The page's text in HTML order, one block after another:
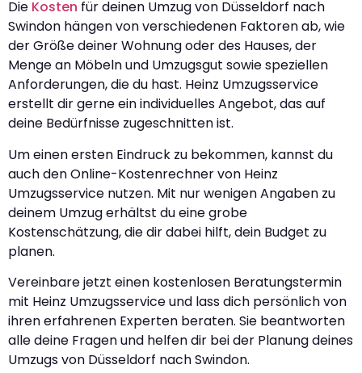
Die Kosten für deinen Umzug von Düsseldorf nach
Swindon hängen von verschiedenen Faktoren ab, wie
der Größe deiner Wohnung oder des Hauses, der
Menge an Möbeln und Umzugsgut sowie speziellen
Anforderungen, die du hast. Heinz Umzugsservice
erstellt dir gerne ein individuelles Angebot, das auf
deine Bedürfnisse zugeschnitten ist.
Um einen ersten Eindruck zu bekommen, kannst du
auch den Online-Kostenrechner von Heinz
Umzugsservice nutzen. Mit nur wenigen Angaben zu
deinem Umzug erhältst du eine grobe
Kostenschätzung, die dir dabei hilft, dein Budget zu
planen.
Vereinbare jetzt einen kostenlosen Beratungstermin
mit Heinz Umzugsservice und lass dich persönlich von
ihren erfahrenen Experten beraten. Sie beantworten
alle deine Fragen und helfen dir bei der Planung deines
Umzugs von Düsseldorf nach Swindon.